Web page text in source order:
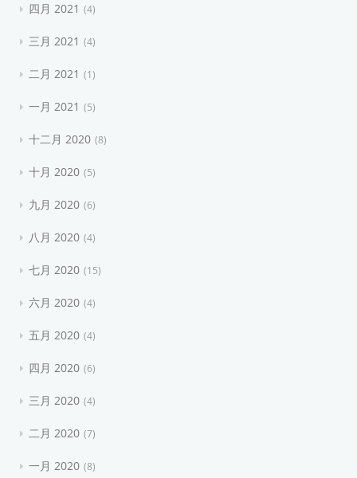
四月 2021 4
三月 2021 4
二月 2021 1
一月 2021 5
十二月 2020 8
十月 2020 5
九月 2020 6
八月 2020 4
七月 2020 15
六月 2020 4
五月 2020 4
四月 2020 6
三月 2020 4
二月 2020 7
一月 2020 8